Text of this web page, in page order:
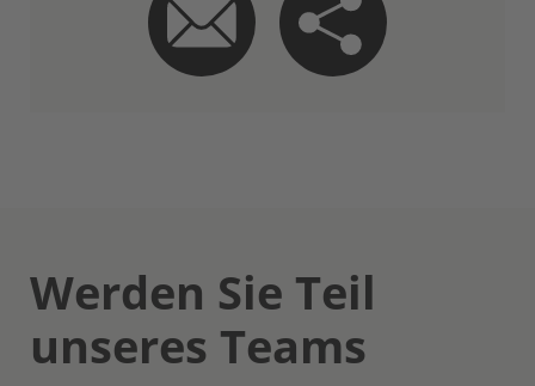
Werden Sie Teil
unseres Teams